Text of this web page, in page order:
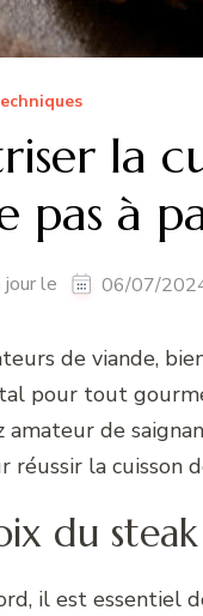
la
pas à
jour le 06/07/
de viande,
pour tout
amateur de
réussir la cuisson
du steak
il est essentiel